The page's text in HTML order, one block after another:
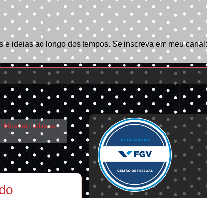
ideias ao longo dos tempos. Se inscreva em meu canal:
Mostrar todas as